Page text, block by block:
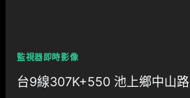
監視器即時影像
台9線307K+550 池上鄉中山路